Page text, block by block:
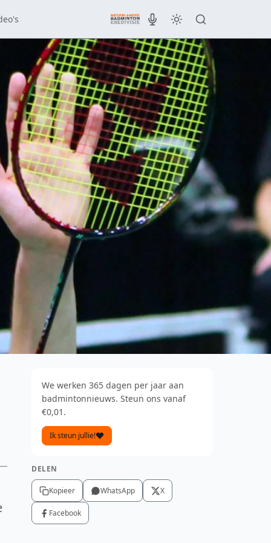
We werken 365 dagen per jaar aan
badmintonnieuws. Steun ons vanaf
€0,01.
Ik steun jullie!
DELEN
Kopieer WhatsApp X
Facebook